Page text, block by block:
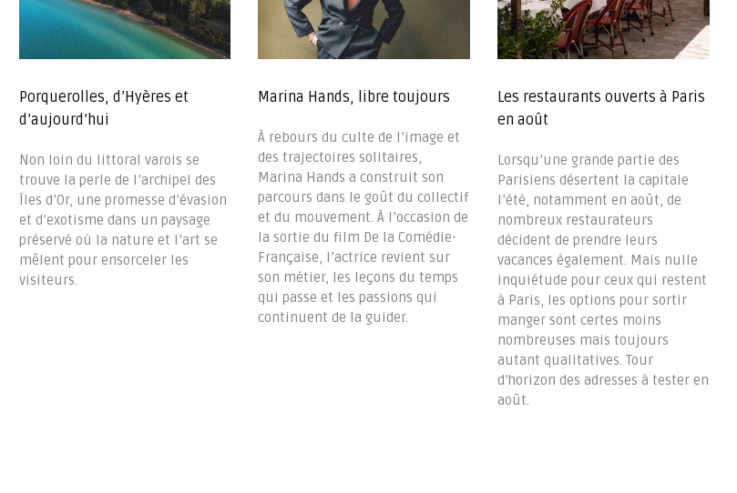
Porquerolles, d’Hyères et
d’aujourd’hui
Non loin du littoral varois se
trouve la perle de l’archipel des
Îles d’Or, une promesse d’évasion
et d’exotisme dans un paysage
préservé où la nature et l’art se
mêlent pour ensorceler les
visiteurs.
Marina Hands, libre toujours
À rebours du culte de l’image et
des trajectoires solitaires,
Marina Hands a construit son
parcours dans le goût du collectif
et du mouvement. À l’occasion de
la sortie du film De la Comédie-
Française, l’actrice revient sur
son métier, les leçons du temps
qui passe et les passions qui
continuent de la guider.
Les restaurants ouverts à Paris
en août
Lorsqu’une grande partie des
Parisiens désertent la capitale
l’été, notamment en août, de
nombreux restaurateurs
décident de prendre leurs
vacances également. Mais nulle
inquiétude pour ceux qui restent
à Paris, les options pour sortir
manger sont certes moins
nombreuses mais toujours
autant qualitatives. Tour
d’horizon des adresses à tester en
août.